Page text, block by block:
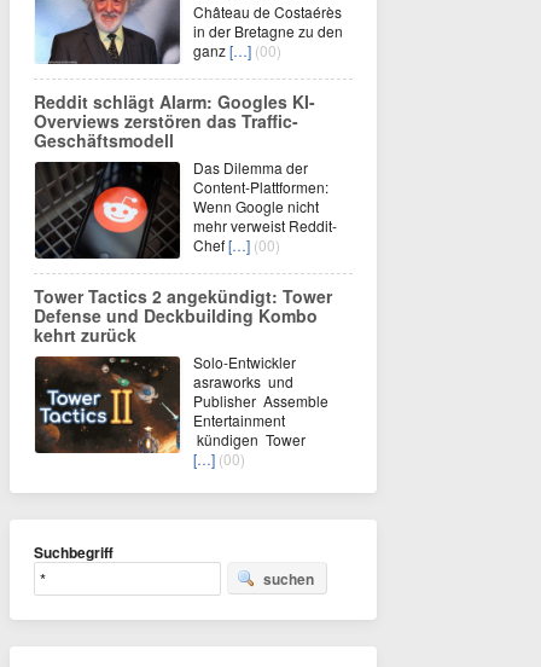
Château de Costaérès
in der Bretagne zu den
ganz[…] (00)
Reddit schlägt Alarm: Googles KI-
Overviews zerstören das Traffic-
Geschäftsmodell
Das Dilemma der
Content-Plattformen:
Wenn Google nicht
mehr verweist Reddit-
Chef[…] (00)
Tower Tactics 2 angekündigt: Tower
Defense und Deckbuilding Kombo
kehrt zurück
Solo-Entwickler
asraworks und
Publisher Assemble
Entertainment
kündigen Tower
[…] (00)
Suchbegriff
suchen